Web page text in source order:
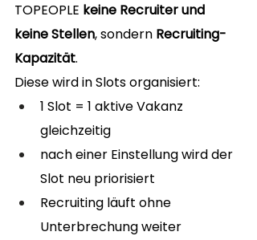
TOPEOPLE keine Recruiter und
keine Stellen, sondern Recruiting-
Kapazität.
Diese wird in Slots organisiert:
1 Slot = 1 aktive Vakanz
gleichzeitig
nach einer Einstellung wird der
Slot neu priorisiert
Recruiting läuft ohne
Unterbrechung weiter